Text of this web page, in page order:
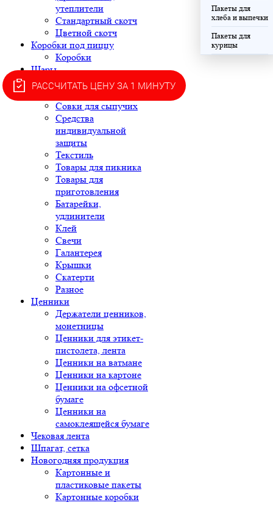
утеплители
Стандартный скотч
Цветной скотч
Коробки под пиццу
Коробки
Шары
Хозяйственные товары
Губки и салфетки
Совки для сыпучих
Средства
индивидуальной
защиты
Текстиль
Товары для пикника
Товары для
приготовления
Батарейки,
удлинители
Клей
Свечи
Галантерея
Крышки
Скатерти
Разное
Ценники
Держатели ценников,
монетницы
Ценники для этикет-
пистолета, лента
Ценники на ватмане
Ценники на картоне
Ценники на офсетной
бумаге
Ценники на
самоклеящейся бумаге
Чековая лента
Шпагат, сетка
Новогодняя продукция
Картонные и
пластиковые пакеты
Картонные коробки
Пакеты для
хлеба и выпечки
Пакеты для
курицы
РАССЧИТАТЬ ЦЕНУ ЗА 1 МИНУТУ